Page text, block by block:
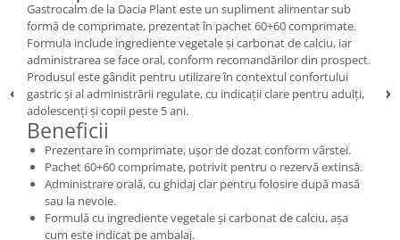
Gastrocalm de la Dacia Plant este un supliment alimentar sub
formă de comprimate, prezentat în pachet 60+60 comprimate.
Formula include ingrediente vegetale și carbonat de calciu, iar
administrarea se face oral, conform recomandărilor din prospect.
Produsul este gândit pentru utilizare în contextul confortului
gastric și al administrării regulate, cu indicații clare pentru adulți,
adolescenți și copii peste 5 ani.
Beneficii
Prezentare în comprimate, ușor de dozat conform vârstei.
Pachet 60+60 comprimate, potrivit pentru o rezervă extinsă.
Administrare orală, cu ghidaj clar pentru folosire după masă
sau la nevoie.
Formulă cu ingrediente vegetale și carbonat de calciu, așa
cum este indicat pe ambalaj.